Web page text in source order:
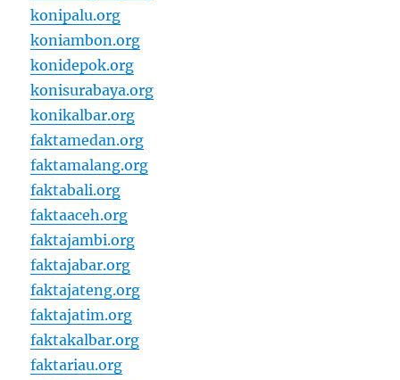
konipalu.org
koniambon.org
konidepok.org
konisurabaya.org
konikalbar.org
faktamedan.org
faktamalang.org
faktabali.org
faktaaceh.org
faktajambi.org
faktajabar.org
faktajateng.org
faktajatim.org
faktakalbar.org
faktariau.org